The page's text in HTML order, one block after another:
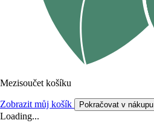
Mezisoučet košíku
Zobrazit můj košík Pokračovat v nákupu
Loading...